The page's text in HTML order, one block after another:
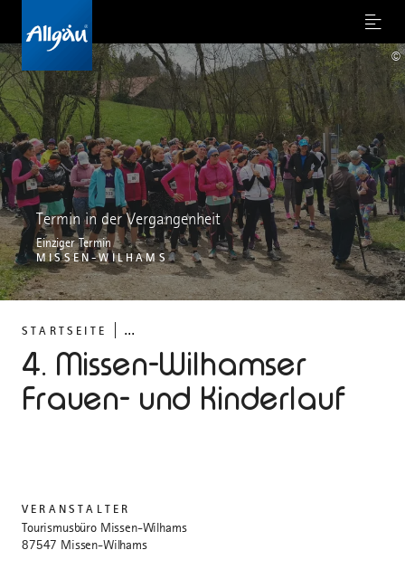
Menu
STARTSEITE ...
4. Missen-Wilhamser
Frauen- und Kinderlauf
Termin in der Vergangenheit
Einziger Termin
MISSEN-WILHAMS
©
VERANSTALTER
Tourismusbüro Missen-Wilhams
87547 Missen-Wilhams